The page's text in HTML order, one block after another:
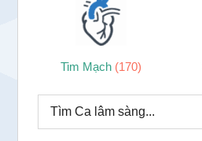
Tim Mạch (170)